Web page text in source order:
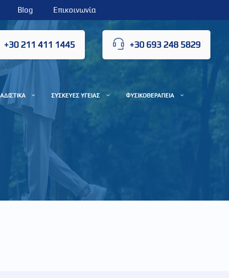
Blog Επικοινωνία
+30 211 411 1445 +30 693 248 5829
ΣΥΣΚΕΥΕΣ ΥΓΕΙΑΣ ΦΥΣΙΚΟΘΕΡΑΠΕΙΑ